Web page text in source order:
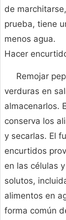
de
prueba, tiene
menos agua.
Hacer
Remojar
verduras en
almacenarlos.
conserva los
y secarlas. El
encurtidos
en las células
solutos,
alimentos en
forma común